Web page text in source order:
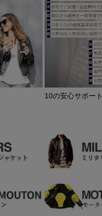
10の安心サポート